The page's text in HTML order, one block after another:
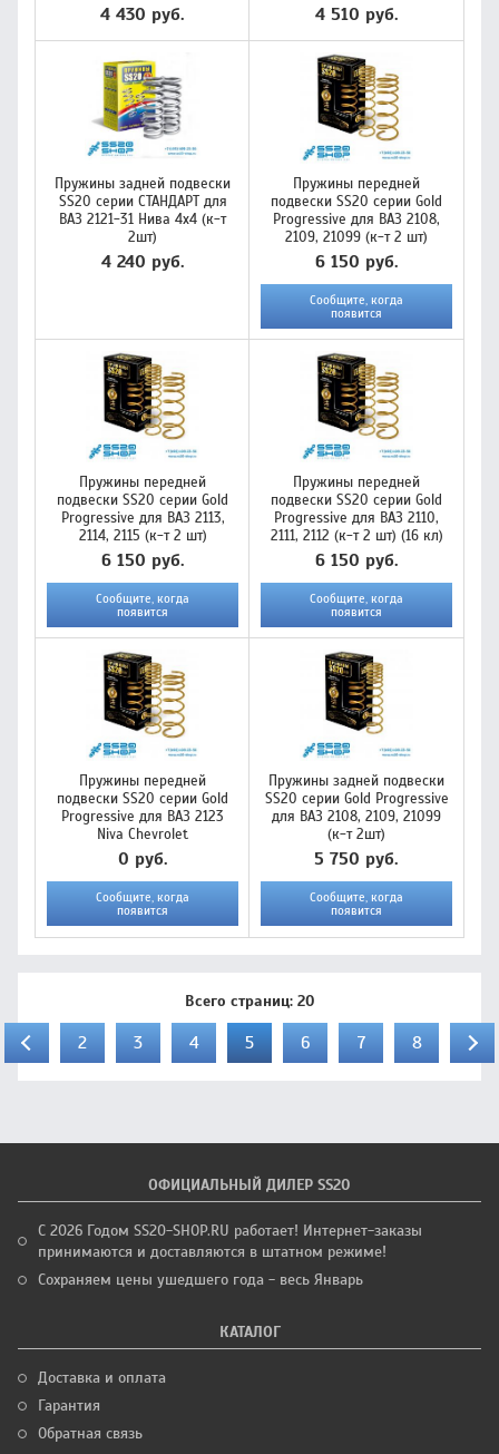
4 430 руб. 4 510 руб.
Пружины задней подвески
SS20 серии СТАНДАРТ для
ВАЗ 2121-31 Нива 4х4 (к-т
2шт)
4 240 руб.
Пружины передней
подвески SS20 серии Gold
Progressive для ВАЗ 2108,
2109, 21099 (к-т 2 шт)
6 150 руб.
Сообщите, когда
появится
Пружины передней
подвески SS20 серии Gold
Progressive для ВАЗ 2113,
2114, 2115 (к-т 2 шт)
6 150 руб.
Сообщите, когда
появится
Пружины передней
подвески SS20 серии Gold
Progressive для ВАЗ 2110,
2111, 2112 (к-т 2 шт) (16 кл)
6 150 руб.
Сообщите, когда
появится
Пружины передней
подвески SS20 серии Gold
Progressive для ВАЗ 2123
Niva Chevrolet
0 руб.
Сообщите, когда
появится
Пружины задней подвески
SS20 серии Gold Progressive
для ВАЗ 2108, 2109, 21099
(к-т 2шт)
5 750 руб.
Сообщите, когда
появится
Всего страниц: 20
2 3 4 5 6 7 8
ОФИЦИАЛЬНЫЙ ДИЛЕР SS20
С 2026 Годом SS20-SHOP.RU работает! Интернет-заказы
принимаются и доставляются в штатном режиме!
Сохраняем цены ушедшего года - весь Январь
КАТАЛОГ
Доставка и оплата
Гарантия
Обратная связь